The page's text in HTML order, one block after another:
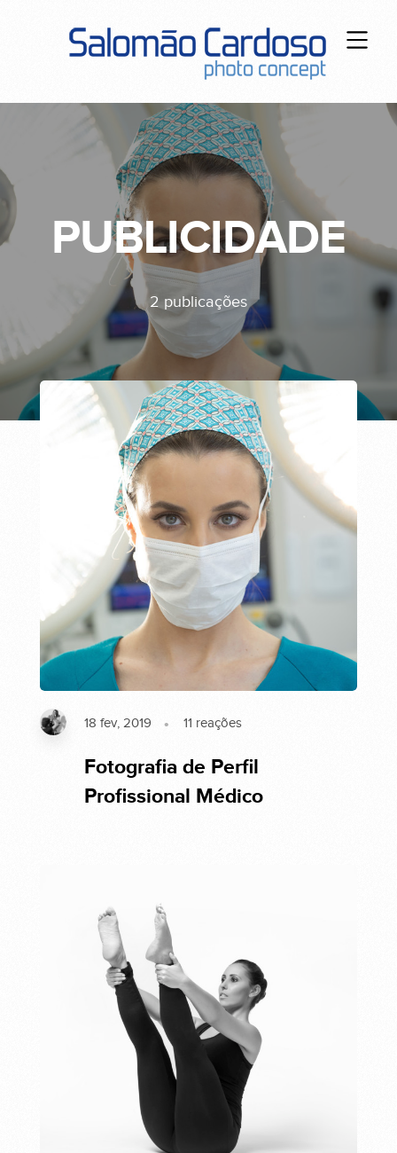
PUBLICIDADE
2 publicações
18 fev, 2019 11 reações
Fotografia de Perfil
Profissional Médico